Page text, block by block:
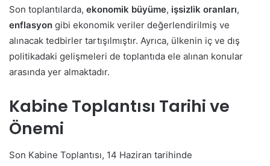
Son toplantılarda, ekonomik büyüme, işsizlik oranları,
enflasyon gibi ekonomik veriler değerlendirilmiş ve
alınacak tedbirler tartışılmıştır. Ayrıca, ülkenin iç ve dış
politikadaki gelişmeleri de toplantıda ele alınan konular
arasında yer almaktadır.
Kabine Toplantısı Tarihi ve
Önemi
Son Kabine Toplantısı, 14 Haziran tarihinde